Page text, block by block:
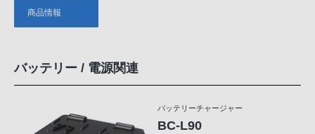
商品情報
バッテリー / 電源関連
バッテリーチャージャー
BC-L90